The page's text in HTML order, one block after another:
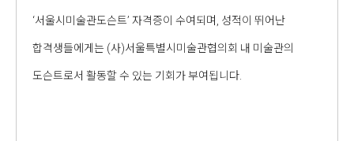
‘서울시미술관도슨트’ 자격증이 수여되며, 성적이 뛰어난
합격생들에게는 (사)서울특별시미술관협의회 내 미술관의
도슨트로서 활동할 수 있는 기회가 부여됩니다.